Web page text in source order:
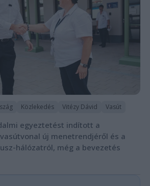
Közlekedés Vitézy Dávid Vasút
egyeztetést indított a
új menetrendjéről és a
hálózatról, még a bevezetés